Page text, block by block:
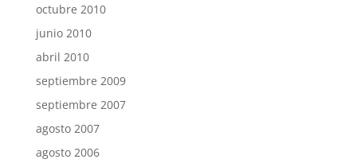
octubre 2010
junio 2010
abril 2010
septiembre 2009
septiembre 2007
agosto 2007
agosto 2006